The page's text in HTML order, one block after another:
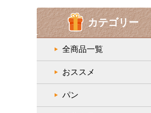
カテゴリー
全商品一覧
おススメ
パン